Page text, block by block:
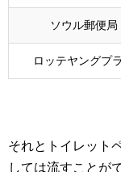
ソウル郵便局
ロッテヤングプ
それとトイレット
しては流すことが